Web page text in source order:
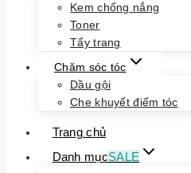
Kem chống nắng
Toner
Tẩy trang
Chăm sóc tóc
Dầu gội
Che khuyết điểm tóc
Trang chủ
Danh mụcSALE